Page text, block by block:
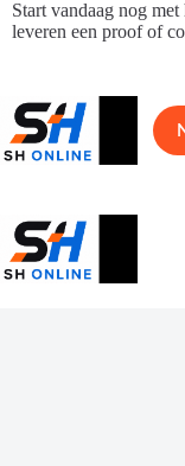
Ga
naar
Start vandaag nog
leveren een proof of